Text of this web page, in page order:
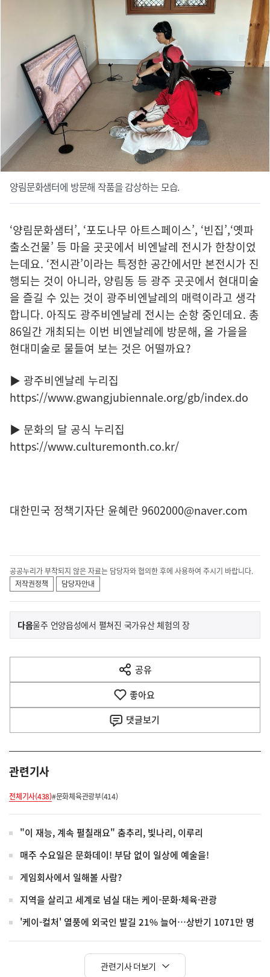
양림문화샘터에 방문해 작품을 감상하는 모습.
‘양림문화샘터’, ‘포도나무 아트스페이스’, ‘빈집’,‘옛파
출소건물’ 등 마을 곳곳에서 비엔날레 전시가 한창이었
는데요. ‘전시관’이라는 특정한 공간에서만 본전시가 진
행되는 것이 아니라, 양림동 등 광주 곳곳에서 현대미술
을 즐길 수 있는 것이 광주비엔날레의 매력이라고 생각
합니다. 아직도 광주비엔날레 전시는 순항 중인데요. 총
86일간 개최되는 이번 비엔날레에 방문해, 올 가을을
현대미술로 물들여 보는 것은 어떨까요?
▶ 광주비엔날레 누리집
https://www.gwangjubiennale.org/gb/index.do
▶ 문화의 달 공식 누리집
https://www.culturemonth.co.kr/
대한민국 정책기자단 윤혜란 9602000@naver.com
공공누리가 부착되지 않은 자료는 담당자와 협의한 후에 사용하여 주시기 바랍니다.
저작권정책
담당자안내
이
전
다
음
다음기
울주 언양읍성에서 펼쳐진 국가유산 체험의 장
공유
열
기
좋아요
댓글보기
관련기사
전체기사(438)#문화체육관광부(414)
"이 재능, 계속 펼칠래요" 춤추리, 빛나리, 이루리
매주 수요일은 문화데이! 부담 없이 일상에 예술을!
게임회사에서 일해볼 사람?
지역을 살리고 세계로 넘실 대는 케이-문화·체육·관광
'케이-컬처' 열풍에 외국인 발길 21% 늘어…상반기 1071만 명
관련기사 더보기